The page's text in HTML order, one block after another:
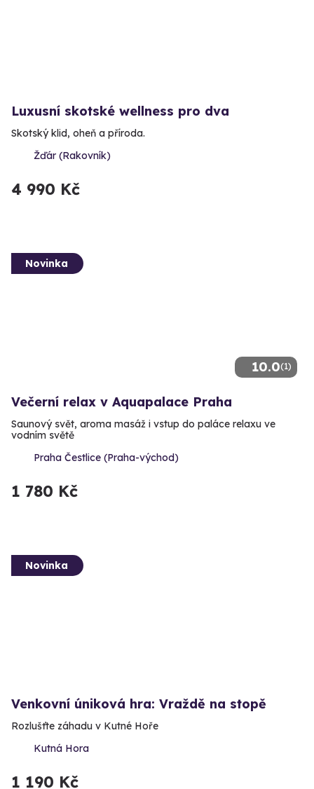
Luxusní skotské wellness pro dva
Skotský klid, oheň a příroda.
Žďár (Rakovník)
4 990 Kč
10.0(1)
Novinka
Večerní relax v Aquapalace Praha
Saunový svět, aroma masáž i vstup do paláce relaxu ve
vodním světě
Praha Čestlice (Praha-východ)
1 780 Kč
Novinka
Venkovní úniková hra: Vraždě na stopě
Rozlušťte záhadu v Kutné Hoře
Kutná Hora
1 190 Kč